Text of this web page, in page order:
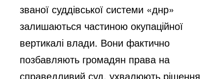
званої суддівської системи «днр»
залишаються частиною окупаційної
вертикалі влади. Вони фактично
позбавляють громадян права на
справедливий суд, ухвалюють рішення